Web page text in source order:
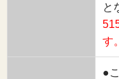
と
す。
●